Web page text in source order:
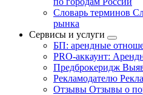
Словарь терминов
рынка
Сервисы и услуги
БП: арендные
PRO-аккаунт:
Предброкеридж
Рекламодателю
Отзывы Отзывы о